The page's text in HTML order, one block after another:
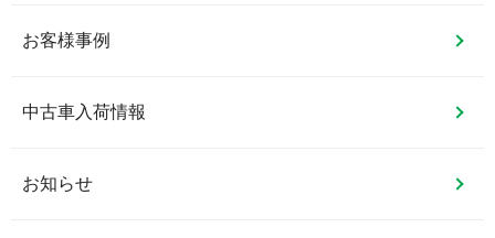
お客様事例
中古車入荷情報
お知らせ